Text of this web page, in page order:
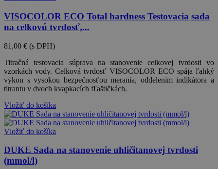
VISOCOLOR ECO Total hardness Testovacia sada
na celkovú tvrdosť,...
81,00 € (s DPH)
Titračná testovacia súprava na stanovenie celkovej tvrdosti vo
vzorkách vody. Celková tvrdosť VISOCOLOR ECO spája ľahký
výkon s vysokou bezpečnosťou merania, oddelením indikátora a
titrantu v dvoch kvapkacích fľaštičkách.
Vložiť do košíka
Vložiť do košíka
DUKE Sada na stanovenie uhličitanovej tvrdosti
(mmol/l)